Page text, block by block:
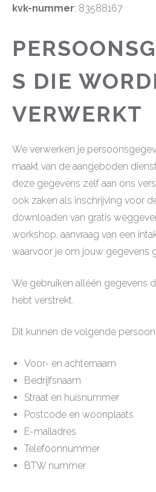
kvk-nummer: 83588167
S DIE
VERWERKT
We verwerken je
maakt van de aangeboden
deze gegevens zelf aan ons
ook zaken als inschrijving voor
downloaden van gratis
workshop, aanvraag van een
waarvoor je om jouw gegevens
We gebruiken alléén gegevens
hebt verstrekt.
Dit kunnen de volgende
Voor- en achternaam
Bedrijfsnaam
Straat en huisnummer
Postcode en woonplaats
E-mailadres
Telefoonnummer
BTW nummer